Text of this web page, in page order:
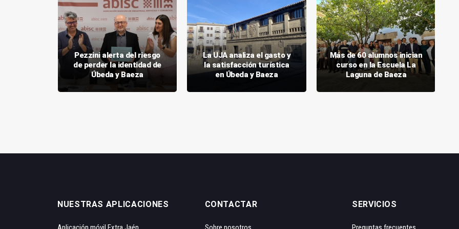
Pezzini alerta del riesgo
de perder la identidad de
Úbeda y Baeza
La UJA analiza el gasto y
la satisfacción turística
en Úbeda y Baeza
Más de 60 alumnos inician
curso en la Escuela La
Laguna de Baeza
NUESTRAS APLICACIONES CONTACTAR SERVICIOS